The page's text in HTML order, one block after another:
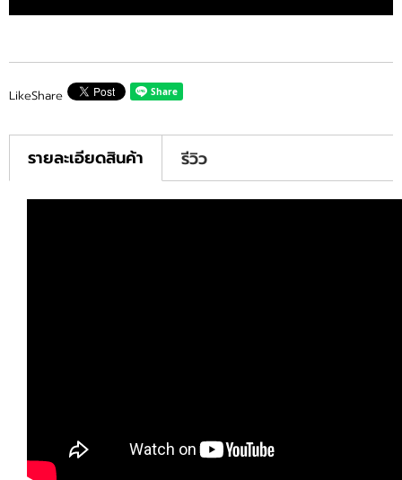
LikeShare
รายละเอียดสินค้า รีวิว